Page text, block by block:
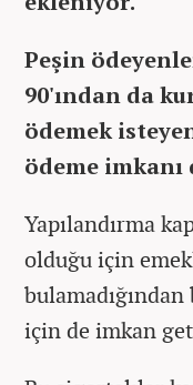
Peşin
90'ından da
ödemek
ödeme
Yapılandırma
olduğu için
için de imkan